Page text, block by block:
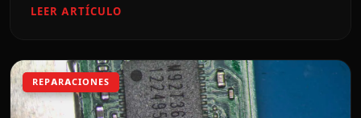
LEER ARTÍCULO
REPARACIONES